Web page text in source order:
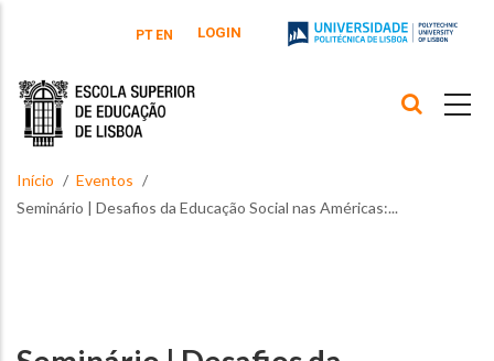
PT EN LOGIN
Início
Eventos
Seminário | Desafios da Educação Social nas Américas:...